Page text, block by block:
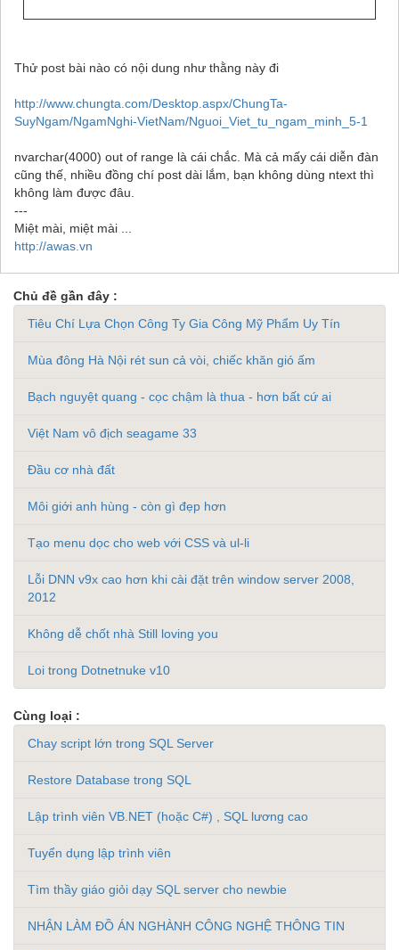
Thử post bài nào có nội dung như thằng này đi
http://www.chungta.com/Desktop.aspx/ChungTa-
SuyNgam/NgamNghi-VietNam/Nguoi_Viet_tu_ngam_minh_5-1
nvarchar(4000) out of range là cái chắc. Mà cả mấy cái diễn đàn
cũng thế, nhiều đồng chí post dài lắm, bạn không dùng ntext thì
không làm được đâu.
---
Miệt mài, miệt mài ...
http://awas.vn
Chủ đề gần đây :
Tiêu Chí Lựa Chọn Công Ty Gia Công Mỹ Phẩm Uy Tín
Mùa đông Hà Nội rét sun cả vòi, chiếc khăn gió ấm
Bạch nguyệt quang - cọc chậm là thua - hơn bất cứ ai
Việt Nam vô địch seagame 33
Đầu cơ nhà đất
Môi giới anh hùng - còn gì đẹp hơn
Tạo menu dọc cho web với CSS và ul-li
Lỗi DNN v9x cao hơn khi cài đặt trên window server 2008,
2012
Không dễ chốt nhà Still loving you
Loi trong Dotnetnuke v10
Cùng loại :
Chay script lớn trong SQL Server
Restore Database trong SQL
Lập trình viên VB.NET (hoặc C#) , SQL lương cao
Tuyển dụng lập trình viên
Tìm thầy giáo giỏi dạy SQL server cho newbie
NHẬN LÀM ĐỒ ÁN NGHÀNH CÔNG NGHỆ THÔNG TIN